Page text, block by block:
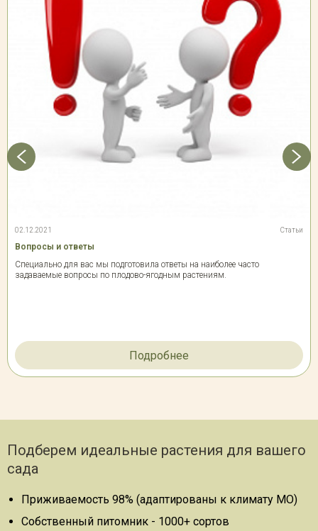
02.12.2021 Статьи
Вопросы и ответы
Специально для вас мы подготовила ответы на наиболее часто
задаваемые вопросы по плодово-ягодным растениям.
Подробнее
Подберем идеальные растения для вашего
сада
Приживаемость 98% (адаптированы к климату МО)
Собственный питомник - 1000+ сортов